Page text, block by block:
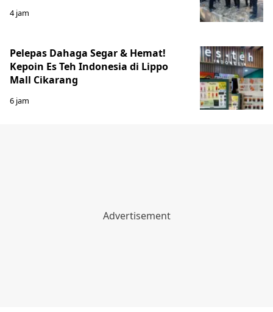
4 jam
Pelepas Dahaga Segar & Hemat!
Kepoin Es Teh Indonesia di Lippo
Mall Cikarang
6 jam